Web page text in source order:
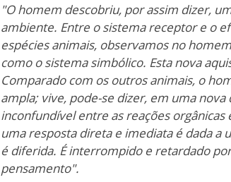
"O homem descobriu, por assim dizer,
ambiente. Entre o sistema receptor e o
espécies animais, observamos no
como o sistema simbólico. Esta nova
Comparado com os outros animais, o
ampla; vive, pode-se dizer, em uma
inconfundível entre as reações
uma resposta direta e imediata é dada
é diferida. É interrompido e retardado
pensamento".